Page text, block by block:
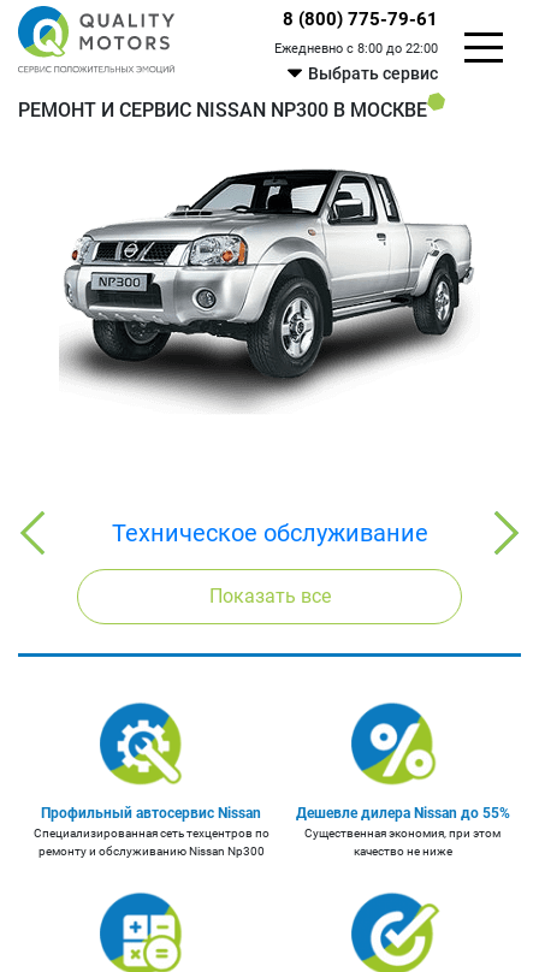
8 (800) 775-79-61
Ежедневно с 8:00 до 22:00
Выбрать сервис
РЕМОНТ И СЕРВИС NISSAN NP300 В МОСКВЕ
Техническое обслуживание
Показать все
Профильный автосервис Nissan
Cпециализированная сеть техцентров по
ремонту и обслуживанию Nissan Np300
Дешевле дилера Nissan до 55%
Существенная экономия, при этом
качество не ниже